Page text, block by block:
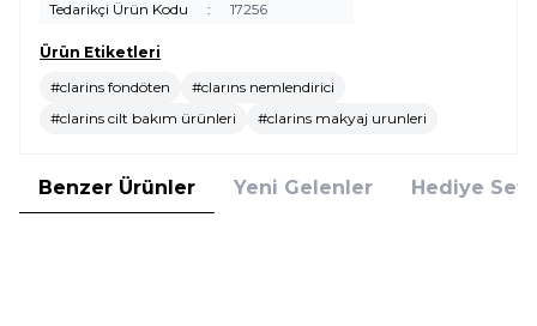
Tedarikçi Ürün Kodu
: 17256
Ürün Etiketleri
#clarins fondöten
#clarıns nemlendirici
#clarins cilt bakım ürünleri
#clarins makyaj urunleri
Benzer Ürünler Yeni Gelenler Hediye